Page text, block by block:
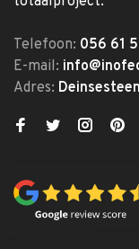
Telefoon: 056 61
E-mail:
Adres: